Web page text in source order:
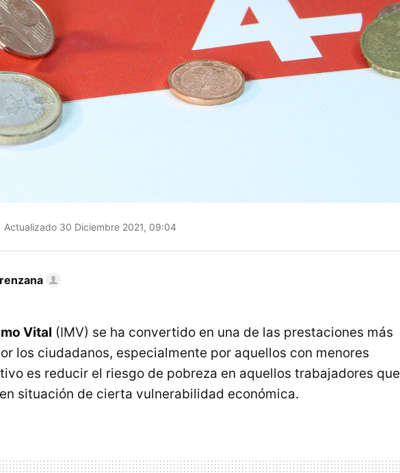
Actualizado 30 Diciembre 2021, 09:04
Vital (IMV) se ha convertido en una de las prestaciones más
los ciudadanos, especialmente por aquellos con menores
es reducir el riesgo de pobreza en aquellos trabajadores que
situación de cierta vulnerabilidad económica.